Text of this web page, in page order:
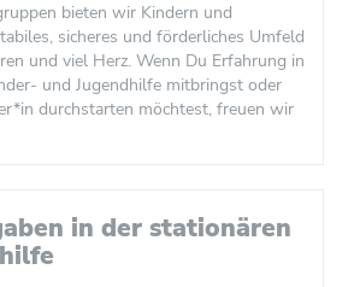
bieten wir Kindern und
sicheres und förderliches Umfeld
und viel Herz. Wenn Du Erfahrung in
und Jugendhilfe mitbringst oder
durchstarten möchtest, freuen wir
in der stationären